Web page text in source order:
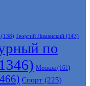
(138) Георгий Лиманский (143)
по
Москва (161)
Спорт (225)